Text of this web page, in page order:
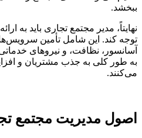
ببخشد.
نهایتاً، مدیر مجتمع تجاری باید به
توجه کند. این شامل تأمین
آسانسور، نظافت، و نیروهای
به طور کلی به جذب مشتریان و
می‌کنند.
اصول مدیریت مجتمع